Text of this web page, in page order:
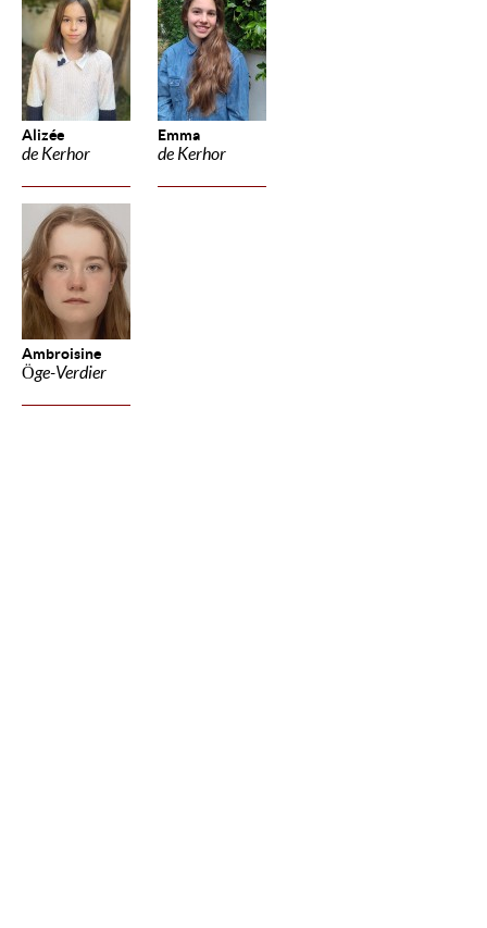
Alizée
de Kerhor
Emma
de Kerhor
Ambroisine
Öge-Verdier